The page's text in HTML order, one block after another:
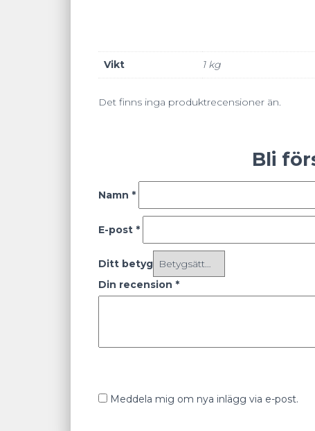
Vikt 1 kg
Det finns inga produktrecensioner än.
Bli
Namn *
E-post *
Ditt betyg
Din recension *
Meddela mig om nya inlägg via e-post.